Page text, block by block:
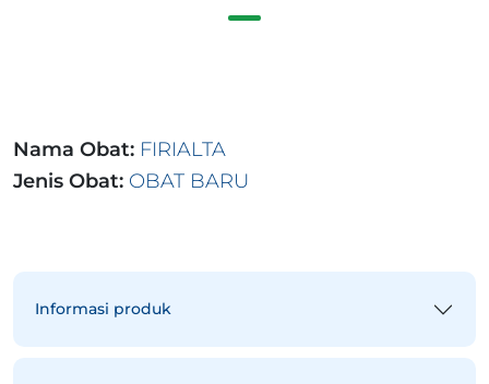
Nama Obat: FIRIALTA
Jenis Obat: OBAT BARU
Informasi produk